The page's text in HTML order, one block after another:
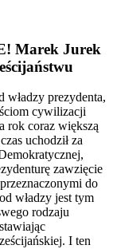
Marek Jurek
władzy prezydenta,
cywilizacji
rok coraz większą
uchodził za
zawzięcie
do
władzy jest tym
rodzaju
I ten